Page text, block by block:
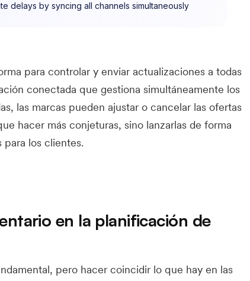
delays by syncing all channels simultaneously
para controlar y enviar actualizaciones a todas
conectada que gestiona simultáneamente los
las marcas pueden ajustar o cancelar las ofertas
hacer más conjeturas, sino lanzarlas de forma
para los clientes.
en la planificación de
pero hacer coincidir lo que hay en las